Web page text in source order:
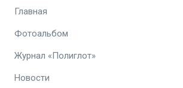
Главная
Фотоальбом
Журнал «Полиглот»
Новости